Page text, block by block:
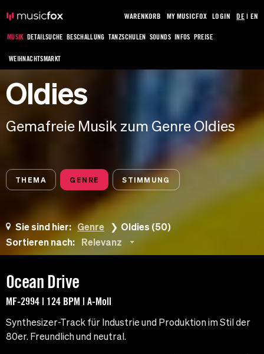
MUSIK DETAILSUCHE BESCHALLUNG TANZSCHULEN SOUNDS INFOS PREISE
WEIHNACHTSMARKT
WARENKORB MY MUSICFOX LOGIN DE| EN
Oldies
Gemafreie Musik zum Genre Oldies
THEMA GENRE STIMMUNG
Sie sind hier: Genre
Oldies (50)
Sortieren nach:
Relevanz
Ocean Drive
MF-2994 | 124 BPM | A-Moll
Synthesizer-Track für Industrie und Produktion im Stil der
80er. Freundlich und neutral.